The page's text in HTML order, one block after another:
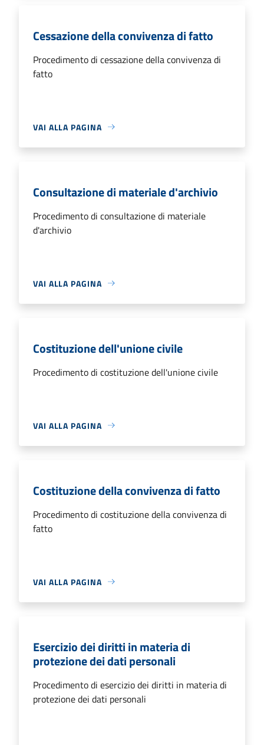
Cessazione della convivenza di fatto
Procedimento di cessazione della convivenza di
fatto
VAI ALLA PAGINA
Consultazione di materiale d'archivio
Procedimento di consultazione di materiale
d'archivio
VAI ALLA PAGINA
Costituzione dell'unione civile
Procedimento di costituzione dell'unione civile
VAI ALLA PAGINA
Costituzione della convivenza di fatto
Procedimento di costituzione della convivenza di
fatto
VAI ALLA PAGINA
Esercizio dei diritti in materia di
protezione dei dati personali
Procedimento di esercizio dei diritti in materia di
protezione dei dati personali